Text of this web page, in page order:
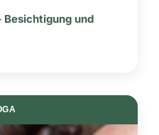
Besichtigung und